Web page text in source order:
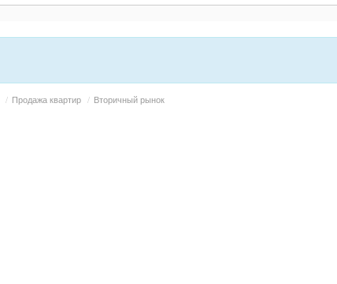
/ Продажа квартир / Вторичный рынок